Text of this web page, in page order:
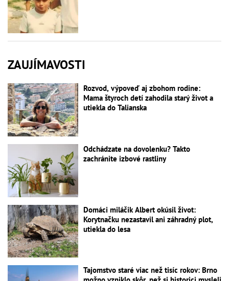
ZAUJÍMAVOSTI
Rozvod, výpoveď aj zbohom rodine:
Mama štyroch detí zahodila starý život a
utiekla do Talianska
Odchádzate na dovolenku? Takto
zachránite izbové rastliny
Domáci miláčik Albert okúsil život:
Korytnačku nezastavil ani záhradný plot,
utiekla do lesa
Tajomstvo staré viac než tisíc rokov: Brno